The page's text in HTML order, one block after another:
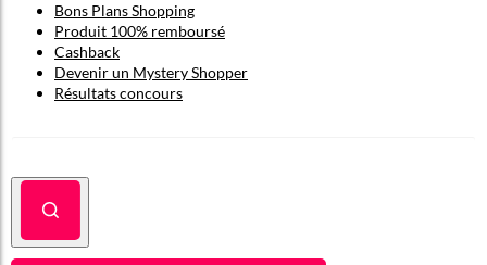
Bons Plans Shopping
Produit 100% remboursé
Cashback
Devenir un Mystery Shopper
Résultats concours